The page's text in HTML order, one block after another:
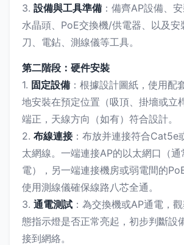
3. 設備與工具準備 ：備齊AP設備、
水晶頭、PoE交換機/供電器、以及安
刀、電鉆、測線儀等工具。
第二階段：硬件安裝
1. 固定設備 ：根據設計圖紙，使用配
地安裝在預定位置（吸頂、掛墻或立
端正，天線方向（如有）符合設計。
2. 布線連接：布放并連接符合Cat5e
太網線。一端連接AP的以太網口（通
電），另一端連接機房或弱電間的
使用測線儀確保線路八芯全通。
3. 通電測試 ：為交換機或AP通電，
態指示燈是否正常亮起，初步判斷設
接到網絡。